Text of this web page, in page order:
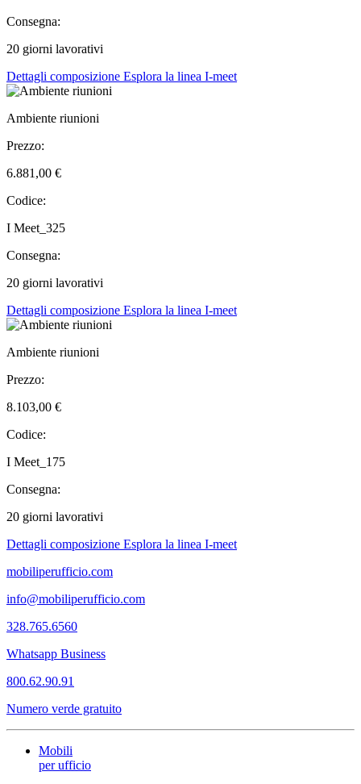
Consegna:
20 giorni lavorativi
Dettagli composizione Esplora la linea I-meet
Ambiente riunioni
Prezzo:
6.881,00 €
Codice:
I Meet_325
Consegna:
20 giorni lavorativi
Dettagli composizione Esplora la linea I-meet
Ambiente riunioni
Prezzo:
8.103,00 €
Codice:
I Meet_175
Consegna:
20 giorni lavorativi
Dettagli composizione Esplora la linea I-meet
mobiliperufficio.com
info@mobiliperufficio.com
328.765.6560
Whatsapp Business
800.62.90.91
Numero verde gratuito
Mobili
per ufficio